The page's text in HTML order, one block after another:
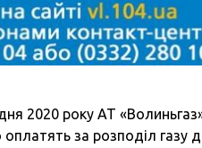
2020 року АТ
за розподіл газу